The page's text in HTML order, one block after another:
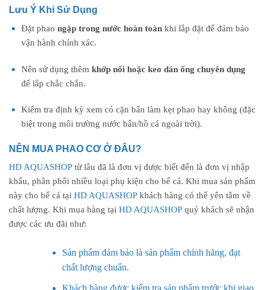
Lưu Ý Khi Sử Dụng
Đặt phao ngập trong nước hoàn toànkhi lắp đặt để đảm bảo
vận hành chính xác.
Nên sử dụng thêm khớp nối hoặc keo dán ống chuyên dụng
để lắp chắc chắn.
Kiểm tra định kỳ xem có cặn bẩn làm kẹt phao hay không (đặc
biệt trong môi trường nước bẩn/hồ cá ngoài trời).
NÊN MUA PHAO CƠ Ở ĐÂU?
HD AQUASHOP từ lâu đã là đơn vị được biết đến là đơn vị nhập
khẩu, phân phối nhiều loại phụ kiện cho bể cá. Khi mua sản phẩm
này cho bể cá tại HD AQUASHOP khách hàng có thể yên tâm về
chất lượng. Khi mua hàng tại HD AQUASHOP quý khách sẽ nhận
được các ưu đãi như:
Sản phẩm đảm bảo là sản phẩm chính hãng, đạt
chất lượng chuẩn.
Khách hàng được kiểm tra sản phẩm trước khi giao